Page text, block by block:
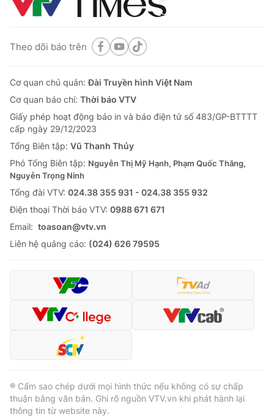
® Cấm sao chép dưới mọi hình thức nếu không có sự chấp
thuận bằng văn bản. Ghi rõ nguồn VTV.vn khi phát hành lại
Theo dõi báo trên
Cơ quan chủ quản:Đài Truyền hình Việt Nam
Cơ quan báo chí: Thời báo VTV
Giấy phép hoạt động báo in và báo điện tử số 483/GP-BTTTT
cấp ngày 29/12/2023
Tổng Biên tập: Vũ Thanh Thủy
Phó Tổng Biên tập: Nguyễn Thị Mỹ Hạnh, Phạm Quốc Thắng,
Nguyễn Trọng Ninh
Tổng đài VTV: 024.38 355 931 - 024.38 355 932
Ðiện thoại Thời báo VTV: 0988 671 671
Email: toasoan@vtv.vn
Liên hệ quảng cáo: (024) 626 79595
® Cấm sao chép dưới mọi hình thức nếu không có sự chấp
thuận bằng văn bản. Ghi rõ nguồn VTV.vn khi phát hành lại
thông tin từ website này.